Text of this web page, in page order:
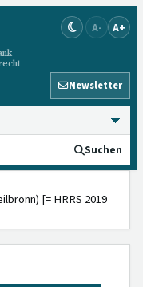
A- A+
Newsletter
Suchen
[= HRRS 2019